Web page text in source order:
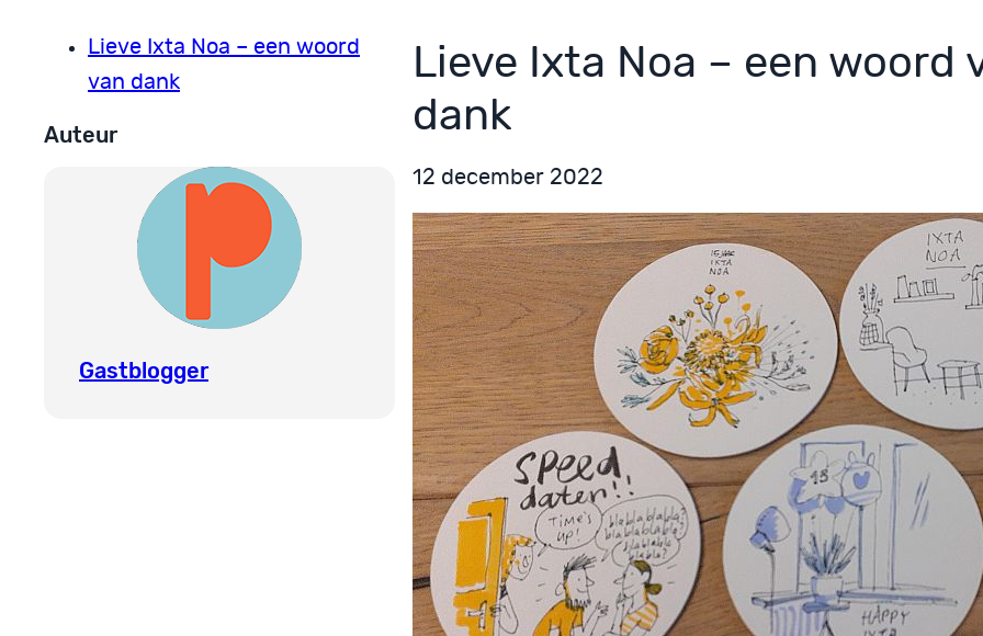
Lieve Ixta Noa – een woord
van dank
Auteur
Gastblogger
Lieve Ixta Noa – een woord
dank
12 december 2022